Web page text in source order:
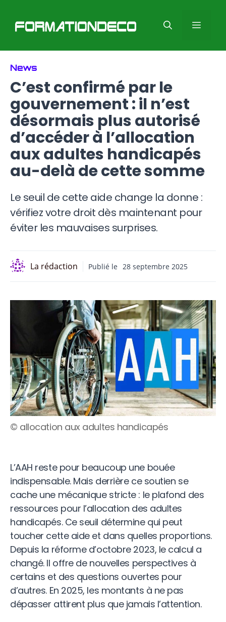
contenu
Menu
News
C’est confirmé par le
gouvernement : il n’est
désormais plus autorisé
d’accéder à l’allocation
aux adultes handicapés
au-delà de cette somme
Le seuil de cette aide change la donne :
vérifiez votre droit dès maintenant pour
éviter les mauvaises surprises.
La rédaction Publié le 28 septembre 2025
© allocation aux adultes handicapés
L’AAH reste pour beaucoup une bouée
indispensable. Mais derrière ce soutien se
cache une mécanique stricte : le plafond des
ressources pour l’allocation des adultes
handicapés. Ce seuil détermine qui peut
toucher cette aide et dans quelles proportions.
Depuis la réforme d’octobre 2023, le calcul a
changé. Il offre de nouvelles perspectives à
certains et des questions ouvertes pour
d’autres. En 2025, les montants à ne pas
dépasser attirent plus que jamais l’attention.